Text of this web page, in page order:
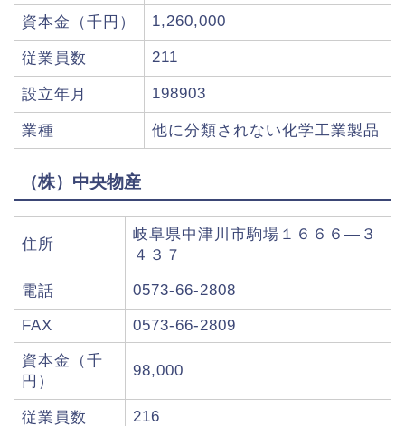
資本金（千円） 1,260,000
従業員数 211
設立年月 198903
業種 他に分類されない化学工業製品
（株）中央物産
住所
岐阜県中津川市駒場１６６６―３
４３７
電話 0573-66-2808
FAX 0573-66-2809
資本金（千
円）
98,000
従業員数 216